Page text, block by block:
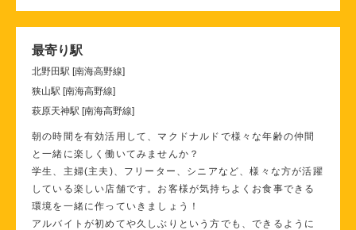
最寄り駅
北野田駅 [南海高野線]
狭山駅 [南海高野線]
萩原天神駅 [南海高野線]
朝の時間を有効活用して、マクドナルドで様々な年齢の仲間
と一緒に楽しく働いてみませんか？
学生、主婦(主夫)、フリーター、シニアなど、様々な方が活躍
している楽しい店舗です。お客様が気持ちよくお食事できる
環境を一緒に作っていきましょう！
アルバイトが初めてや久しぶりという方でも、できるように